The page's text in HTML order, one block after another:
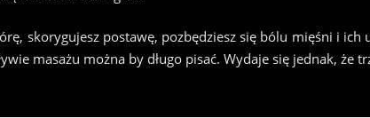
skorygujesz postawę, pozbędziesz się bólu mięśni i
masażu można by długo pisać. Wydaje się jednak, że